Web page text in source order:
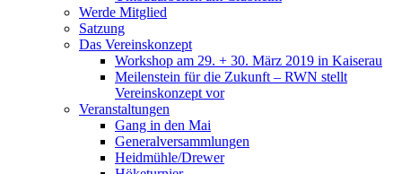
Werde Mitglied
Satzung
Das Vereinskonzept
Workshop am 29. + 30. März 2019 in Kaiserau
Meilenstein für die Zukunft – RWN stellt
Vereinskonzept vor
Veranstaltungen
Gang in den Mai
Generalversammlungen
Heidmühle/Drewer